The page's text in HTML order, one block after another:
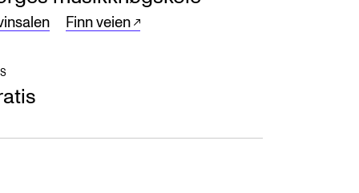
Finn veien